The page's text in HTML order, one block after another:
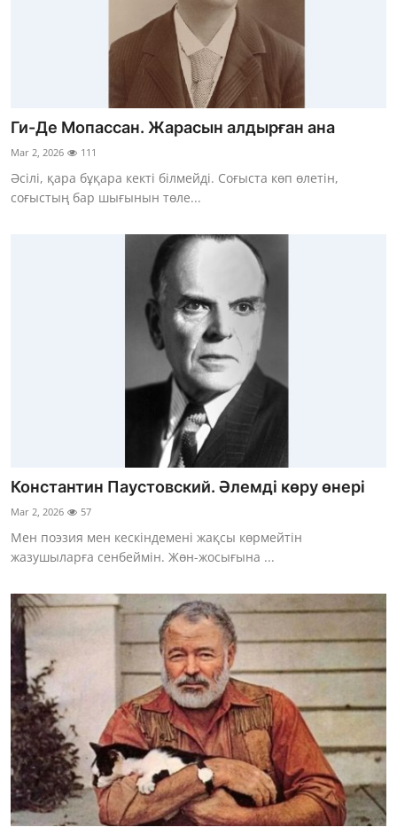
Ги-Де Мопассан. Жарасын алдырған ана
Mar 2, 2026 111
Әсілі, қара бұқара кекті білмейді. Соғыста көп өлетін,
соғыстың бар шығынын төле...
Константин Паустовский. Әлемді көру өнері
Mar 2, 2026 57
Мен поэзия мен кескіндемені жақсы көрмейтін
жазушыларға сенбеймін. Жөн-жосығына ...